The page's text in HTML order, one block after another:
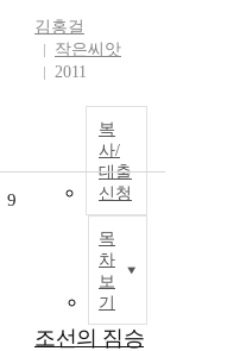
김홍걸
작은씨앗
2011
복
사/
대출
신청
목
차
보
기
9
조선의 짐승